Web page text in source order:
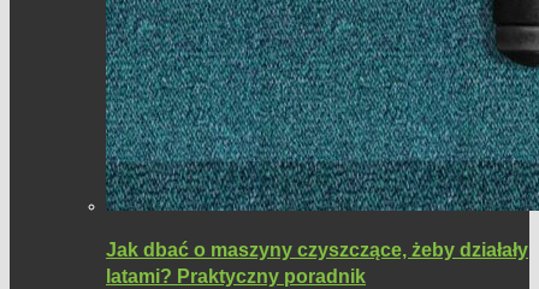
Jak dbać o maszyny czyszczące, żeby działały
latami? Praktyczny poradnik